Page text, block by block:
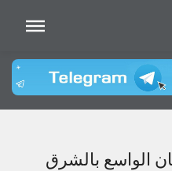
الواسع بالشرق